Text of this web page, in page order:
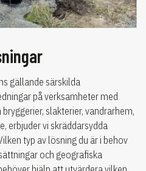
gällande särskilda
på verksamheter med
slakterier, vandrarhem,
erbjuder vi skräddarsydda
typ av lösning du är i behov
och geografiska